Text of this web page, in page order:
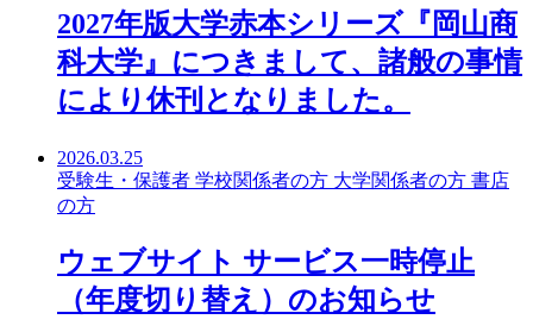
2027年版大学赤本シリーズ『岡山商
科大学』につきまして、諸般の事情
により休刊となりました。
2026.03.25
受験生・保護者 学校関係者の方 大学関係者の方 書店
の方
ウェブサイト サービス一時停止
（年度切り替え）のお知らせ